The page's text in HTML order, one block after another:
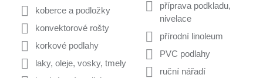
koberce a podložky
konvektorové rošty
korkové podlahy
laky, oleje, vosky, tmely
příprava podkladu,
nivelace
přírodní linoleum
PVC podlahy
ruční nářadí